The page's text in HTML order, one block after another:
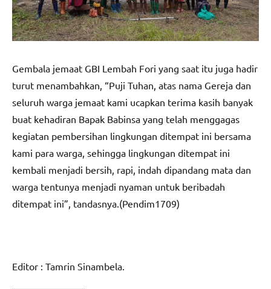
Gembala jemaat GBI Lembah Fori yang saat itu juga hadir
turut menambahkan, “Puji Tuhan, atas nama Gereja dan
seluruh warga jemaat kami ucapkan terima kasih banyak
buat kehadiran Bapak Babinsa yang telah menggagas
kegiatan pembersihan lingkungan ditempat ini bersama
kami para warga, sehingga lingkungan ditempat ini
kembali menjadi bersih, rapi, indah dipandang mata dan
warga tentunya menjadi nyaman untuk beribadah
ditempat ini”, tandasnya.(Pendim1709)
Editor : Tamrin Sinambela.